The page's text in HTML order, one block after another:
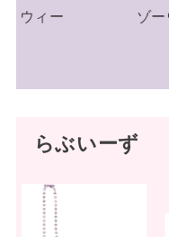
ゾーウィー
らぶいーず